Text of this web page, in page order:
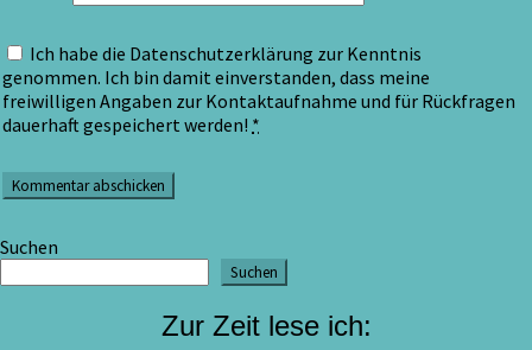
Ich habe die Datenschutzerklärung zur Kenntnis
genommen. Ich bin damit einverstanden, dass meine
freiwilligen Angaben zur Kontaktaufnahme und für Rückfragen
dauerhaft gespeichert werden! *
Suchen
Suchen
Zur Zeit lese ich: